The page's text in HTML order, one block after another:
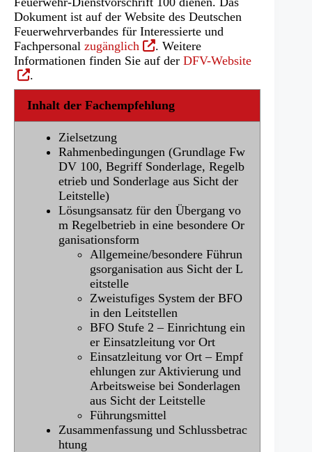
Dokument ist auf der Website des Deutschen
Feuerwehrverbandes für Interessierte und
Fachpersonal zugänglich (Öffnet
in
neuen
Tab)
. Weitere
Informationen finden Sie auf der DFV-Website(Öffnet
einem
Tab)
.
Inhalt der Fachempfehlung
Zielsetzung
Rahmenbedingungen (Grundlage Fw
DV 100, Begriff Sonderlage, Regelb
etrieb und Sonderlage aus Sicht der
Leitstelle)
Lösungsansatz für den Übergang vo
m Regelbetrieb in eine besondere Or
ganisationsform
Allgemeine/besondere Führun
gsorganisation aus Sicht der L
eitstelle
Zweistufiges System der BFO
in den Leitstellen
BFO Stufe 2 – Einrichtung ein
er Einsatzleitung vor Ort
Einsatzleitung vor Ort – Empf
ehlungen zur Aktivierung und
Arbeitsweise bei Sonderlagen
aus Sicht der Leitstelle
Führungsmittel
Zusammenfassung und Schlussbetrac
htung